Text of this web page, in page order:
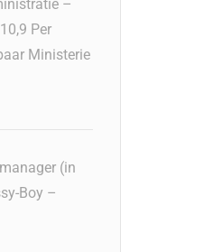
–
Per
Ministerie
(in
Boy –